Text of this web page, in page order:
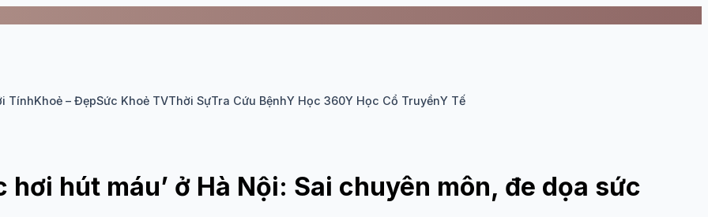
TínhKhoẻ – ĐẹpSức Khoẻ TVThời SựTra Cứu BệnhY Học 360Y Học Cổ TruyềnY Tế
hơi hút máu’ ở Hà Nội: Sai chuyên môn, đe dọa sức